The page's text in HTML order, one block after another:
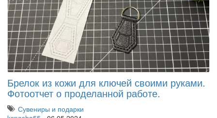
Брелок из кожи для ключей своими руками.
Фотоотчет о проделанной работе.
Сувениры и подарки